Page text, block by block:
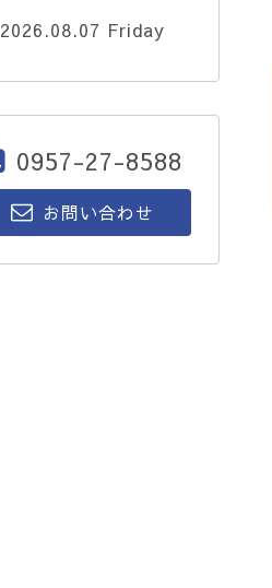
2026.08.07 Friday
0957-27-8588
お問い合わせ